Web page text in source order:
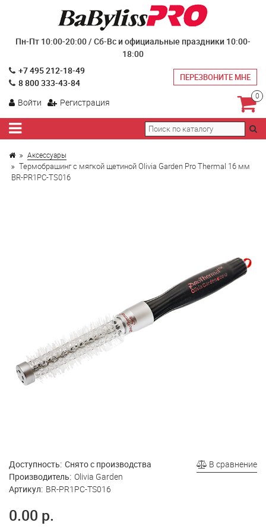
Пн-Пт 10:00-20:00 / Сб-Вс и официальные праздники 10:00-
18:00
+7 495 212-18-49
8 800 333-43-84
ПЕРЕЗВОНИТЕ МНЕ
Войти Регистрация
0
Аксессуары
Термобрашинг с мягкой щетиной Olivia Garden Pro Thermal 16 мм
BR-PR1PC-TS016
В сравнение
Доступность: Снято с производства
Производитель: Olivia Garden
Артикул: BR-PR1PC-TS016
0.00 р.